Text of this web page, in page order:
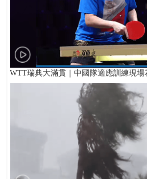
WTT瑞典大滿貫｜中國隊適應訓練現場